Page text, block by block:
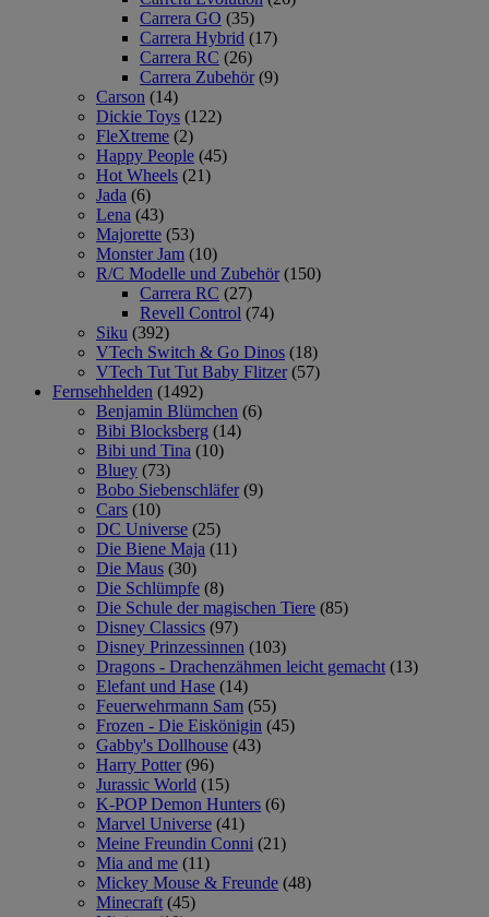
Carrera GO (35)
Carrera Hybrid (17)
Carrera RC (26)
Carrera Zubehör (9)
Carson (14)
Dickie Toys (122)
FleXtreme (2)
Happy People (45)
Hot Wheels (21)
Jada (6)
Lena (43)
Majorette (53)
Monster Jam (10)
R/C Modelle und Zubehör (150)
Carrera RC (27)
Revell Control (74)
Siku (392)
VTech Switch & Go Dinos (18)
VTech Tut Tut Baby Flitzer (57)
Fernsehhelden (1492)
Benjamin Blümchen (6)
Bibi Blocksberg (14)
Bibi und Tina (10)
Bluey (73)
Bobo Siebenschläfer (9)
Cars (10)
DC Universe (25)
Die Biene Maja (11)
Die Maus (30)
Die Schlümpfe (8)
Die Schule der magischen Tiere (85)
Disney Classics (97)
Disney Prinzessinnen (103)
Dragons - Drachenzähmen leicht gemacht (13)
Elefant und Hase (14)
Feuerwehrmann Sam (55)
Frozen - Die Eiskönigin (45)
Gabby's Dollhouse (43)
Harry Potter (96)
Jurassic World (15)
K-POP Demon Hunters (6)
Marvel Universe (41)
Meine Freundin Conni (21)
Mia and me (11)
Mickey Mouse & Freunde (48)
Minecraft (45)